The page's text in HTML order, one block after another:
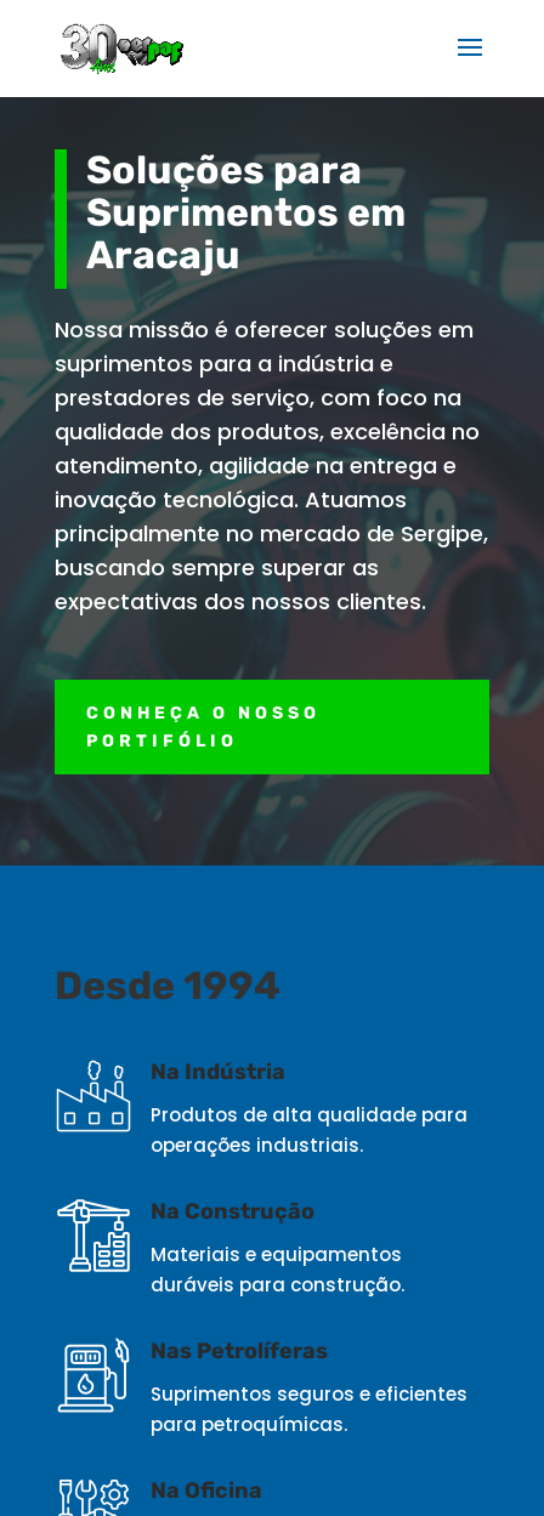
Soluções para
Suprimentos em
Aracaju
Nossa missão é oferecer soluções em
suprimentos para a indústria e
prestadores de serviço, com foco na
qualidade dos produtos, excelência no
atendimento, agilidade na entrega e
inovação tecnológica. Atuamos
principalmente no mercado de Sergipe,
buscando sempre superar as
expectativas dos nossos clientes.
CONHEÇA O NOSSO
PORTIFÓLIO
Desde 1994
Na Indústria
Produtos de alta qualidade para
operações industriais.
Na Construção
Materiais e equipamentos
duráveis para construção.
Nas Petrolíferas
Suprimentos seguros e eficientes
para petroquímicas.
Na Oficina